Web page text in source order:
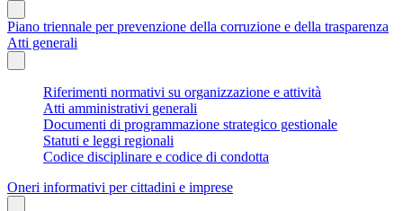
Piano triennale per prevenzione della corruzione e della trasparenza
Atti generali
Riferimenti normativi su organizzazione e attività
Atti amministrativi generali
Documenti di programmazione strategico gestionale
Statuti e leggi regionali
Codice disciplinare e codice di condotta
Oneri informativi per cittadini e imprese